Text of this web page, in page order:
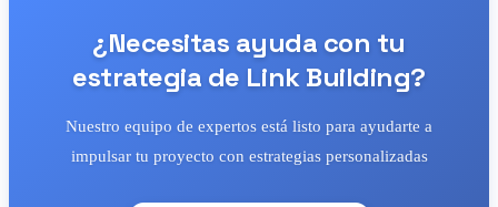
¿Necesitas ayuda con tu
estrategia de Link Building?
Nuestro equipo de expertos está listo para ayudarte a
impulsar tu proyecto con estrategias personalizadas